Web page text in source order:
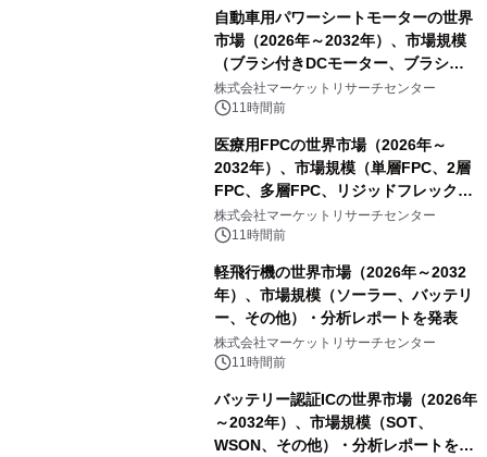
自動車用パワーシートモーターの世界
市場（2026年～2032年）、市場規模
（ブラシ付きDCモーター、ブラシレ
スDCモーター）・分析レポートを発
表
株式会社マーケットリサーチセンター
11時間前
医療用FPCの世界市場（2026年～
2032年）、市場規模（単層FPC、2層
FPC、多層FPC、リジッドフレックス
PCB）・分析レポートを発表
株式会社マーケットリサーチセンター
11時間前
軽飛行機の世界市場（2026年～2032
年）、市場規模（ソーラー、バッテリ
ー、その他）・分析レポートを発表
株式会社マーケットリサーチセンター
11時間前
バッテリー認証ICの世界市場（2026年
～2032年）、市場規模（SOT、
WSON、その他）・分析レポートを発